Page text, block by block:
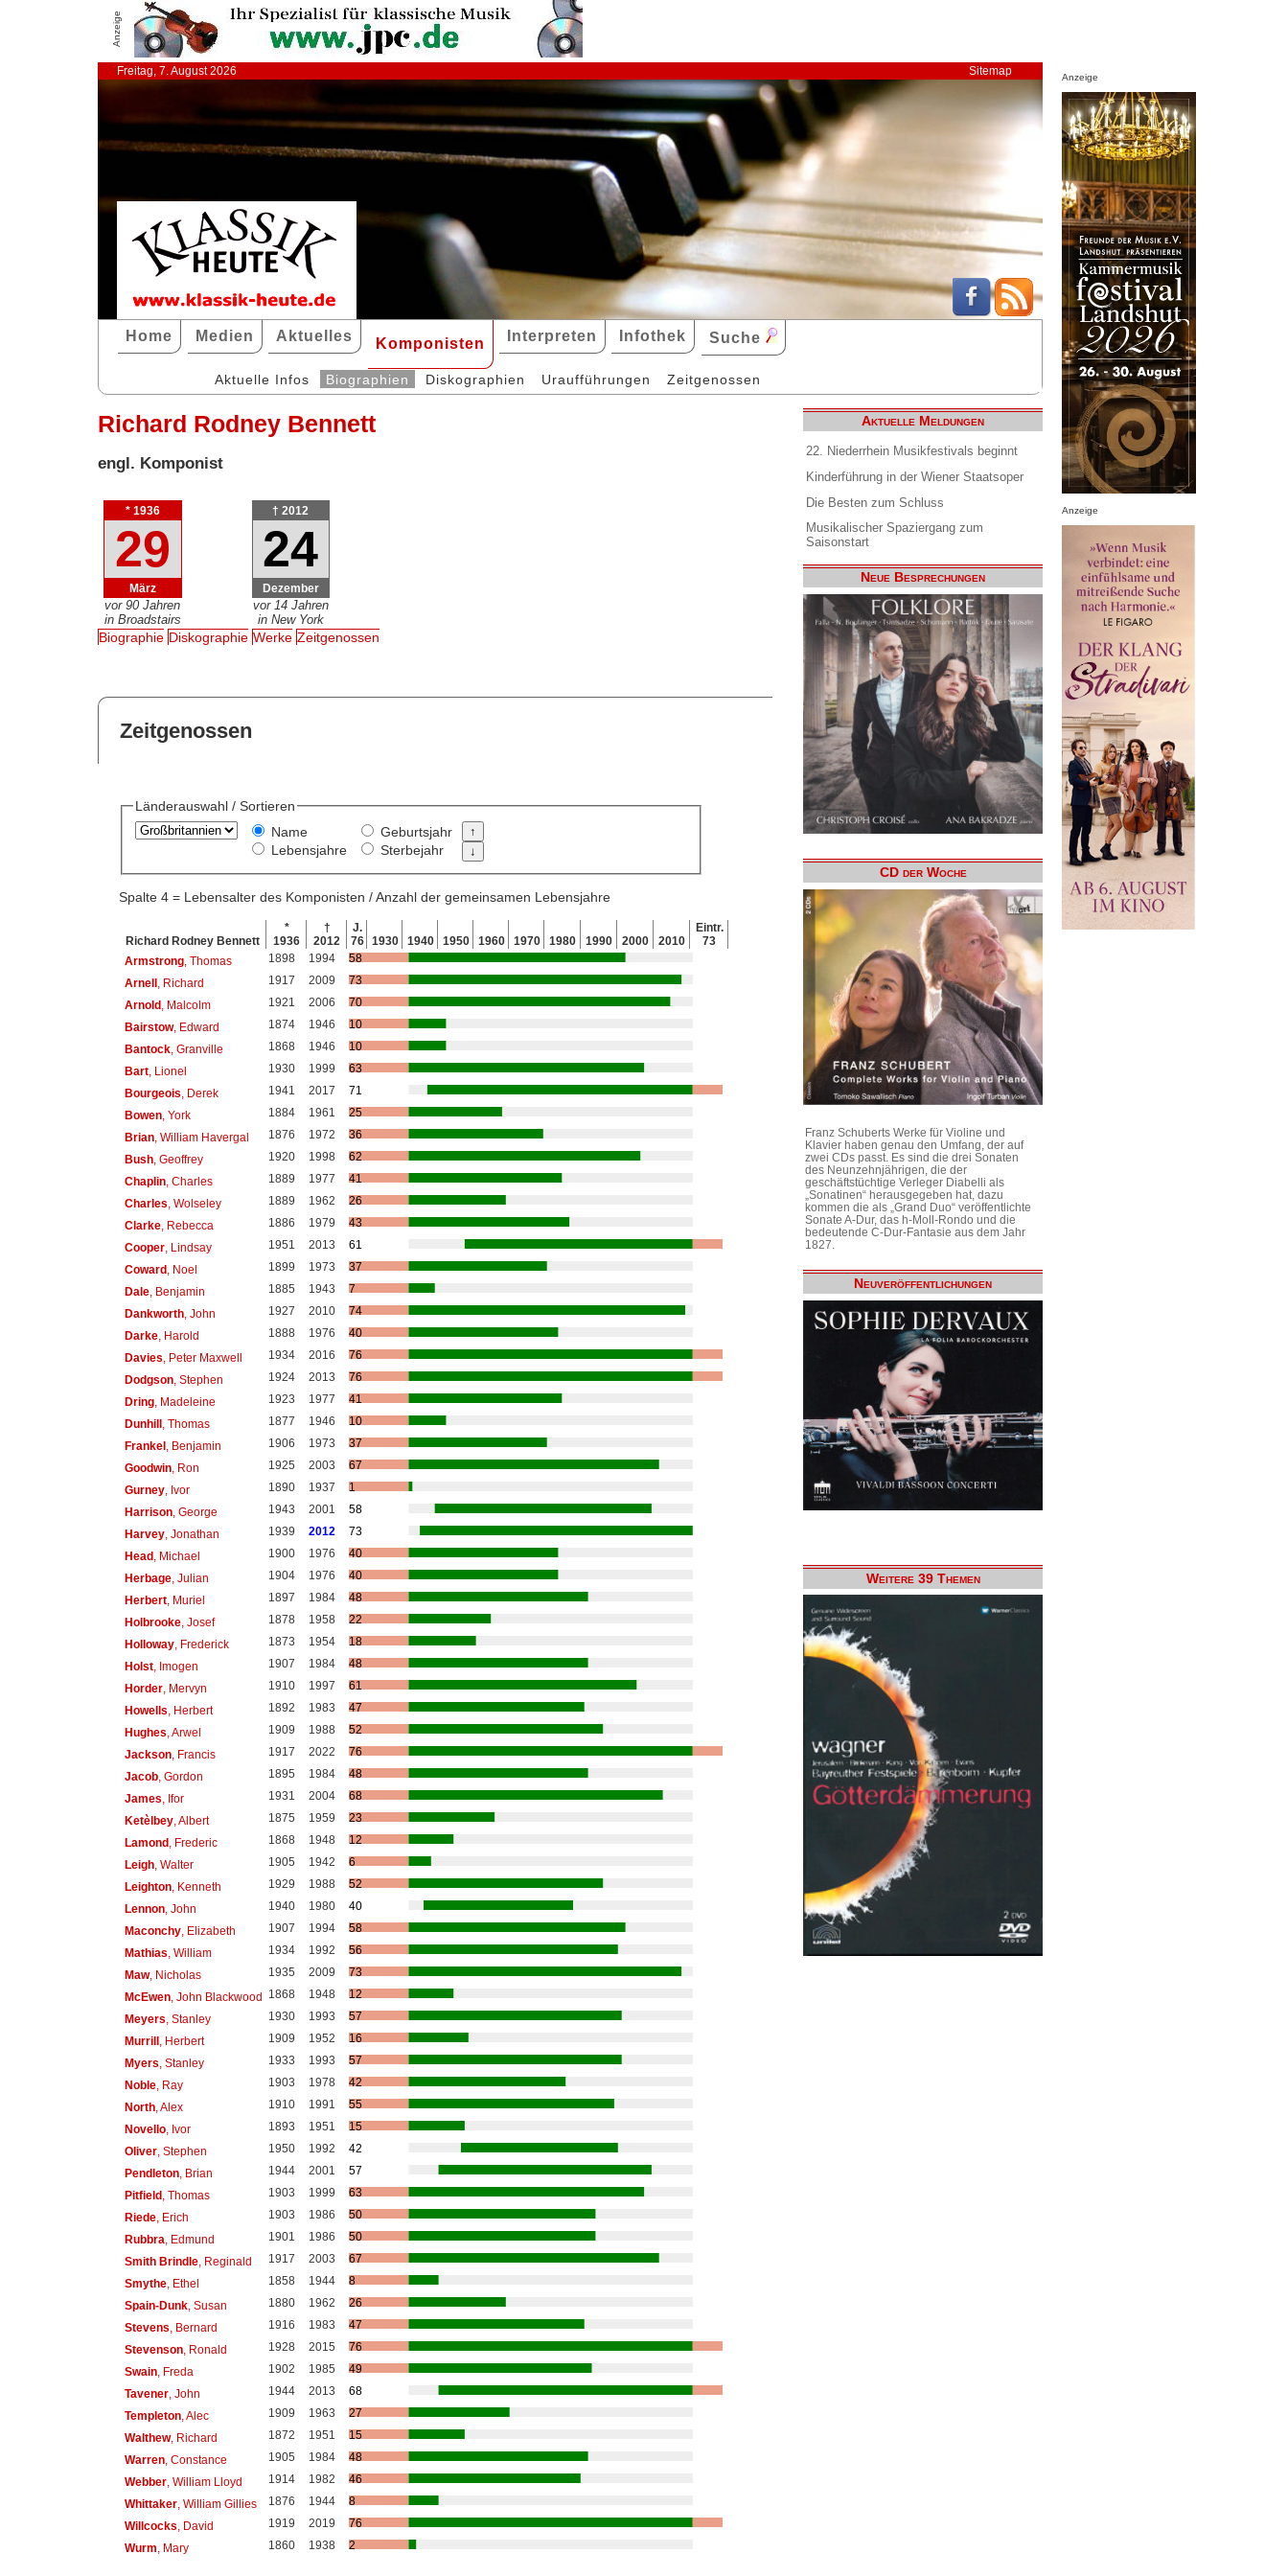
Anzeige
Freitag, 7. August 2026 Sitemap
Home Medien Aktuelles Komponisten Interpreten Infothek Suche
Aktuelle Infos Biographien Diskographien Uraufführungen Zeitgenossen
Richard Rodney Bennett
engl. Komponist
* 1936
29
März
vor 90 Jahren
in Broadstairs
† 2012
24
Dezember
vor 14 Jahren
in New York
Biographie Diskographie Werke Zeitgenossen
Zeitgenossen
Länderauswahl / Sortieren
Name
Lebensjahre
Geburtsjahr
Sterbejahr
Spalte 4 = Lebensalter des Komponisten / Anzahl der gemeinsamen Lebensjahre
Richard Rodney Bennett
*
1936
†
2012
J.
76 1930 1940 1950 1960 1970 1980 1990 2000 2010
Eintr.
73
Armstrong, Thomas 1898 1994
58
Arnell, Richard 1917 2009
73
Arnold, Malcolm 1921 2006
70
Bairstow, Edward 1874 1946
10
Bantock, Granville 1868 1946
10
Bart, Lionel 1930 1999
63
Bourgeois , Derek 1941 2017
71
Bowen, York 1884 1961
25
Brian, William Havergal 1876 1972
36
Bush, Geoffrey 1920 1998
62
Chaplin, Charles 1889 1977
41
Charles , Wolseley 1889 1962
26
Clarke, Rebecca 1886 1979
43
Cooper, Lindsay 1951 2013
61
Coward, Noel 1899 1973
37
Dale, Benjamin 1885 1943
7
Dankworth, John 1927 2010
74
Darke, Harold 1888 1976
40
Davies , Peter Maxwell 1934 2016
76
Dodgson, Stephen 1924 2013
76
Dring, Madeleine 1923 1977
41
Dunhill, Thomas 1877 1946
10
Frankel, Benjamin 1906 1973
37
Goodwin, Ron 1925 2003
67
Gurney, Ivor 1890 1937
1
Harrison, George 1943 2001
58
Harvey, Jonathan 1939 2012
73
Head, Michael 1900 1976
40
Herbage, Julian 1904 1976
40
Herbert, Muriel 1897 1984
48
Holbrooke, Josef 1878 1958
22
Holloway, Frederick 1873 1954
18
Holst, Imogen 1907 1984
48
Horder, Mervyn 1910 1997
61
Howells , Herbert 1892 1983
47
Hughes , Arwel 1909 1988
52
Jackson, Francis 1917 2022
76
Jacob, Gordon 1895 1984
48
James , Ifor 1931 2004
68
Ketèlbey, Albert 1875 1959
23
Lamond, Frederic 1868 1948
12
Leigh, Walter 1905 1942
6
Leighton, Kenneth 1929 1988
52
Lennon, John 1940 1980
40
Maconchy, Elizabeth 1907 1994
58
Mathias , William 1934 1992
56
Maw, Nicholas 1935 2009
73
McEwen, John Blackwood 1868 1948
12
Meyers , Stanley 1930 1993
57
Murrill, Herbert 1909 1952
16
Myers , Stanley 1933 1993
57
Noble, Ray 1903 1978
42
North, Alex 1910 1991
55
Novello, Ivor 1893 1951
15
Oliver, Stephen 1950 1992
42
Pendleton, Brian 1944 2001
57
Pitfield, Thomas 1903 1999
63
Riede, Erich 1903 1986
50
Rubbra , Edmund 1901 1986
50
Smith Brindle, Reginald 1917 2003
67
Smythe, Ethel 1858 1944
8
Spain-Dunk, Susan 1880 1962
26
Stevens , Bernard 1916 1983
47
Stevenson, Ronald 1928 2015
76
Swain, Freda 1902 1985
49
Tavener, John 1944 2013
68
Templeton, Alec 1909 1963
27
Walthew, Richard 1872 1951
15
Warren, Constance 1905 1984
48
Webber, William Lloyd 1914 1982
46
Whittaker, William Gillies 1876 1944
8
Willcocks , David 1919 2019
76
Wurm , Mary 1860 1938 2
Aktuelle Meldungen
22. Niederrhein Musikfestivals beginnt
Kinderführung in der Wiener Staatsoper
Die Besten zum Schluss
Musikalischer Spaziergang zum
Saisonstart
Neue Besprechungen
CD der Woche
Franz Schuberts Werke für Violine und
Klavier haben genau den Umfang, der auf
zwei CDs passt. Es sind die drei Sonaten
des Neunzehnjährigen, die der
geschäftstüchtige Verleger Diabelli als
„Sonatinen“ herausgegeben hat, dazu
kommen die als „Grand Duo“ veröffentlichte
Sonate A-Dur, das h-Moll-Rondo und die
bedeutende C-Dur-Fantasie aus dem Jahr
1827.
Neuveröffentlichungen
Weitere 39 Themen
Anzeige
Anzeige